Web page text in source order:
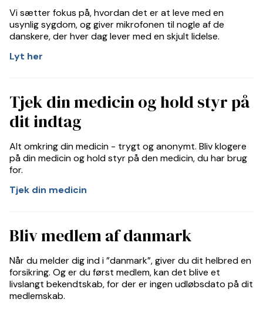
Vi sætter fokus på, hvordan det er at leve med en
usynlig sygdom, og giver mikrofonen til nogle af de
danskere, der hver dag lever med en skjult lidelse.
Lyt her
Tjek din medicin og hold styr på
dit indtag
Alt omkring din medicin - trygt og anonymt. Bliv klogere
på din medicin og hold styr på den medicin, du har brug
for.
Tjek din medicin
Bliv medlem af danmark
Når du melder dig ind i ”danmark”, giver du dit helbred en
forsikring. Og er du først medlem, kan det blive et
livslangt bekendtskab, for der er ingen udløbsdato på dit
medlemskab.